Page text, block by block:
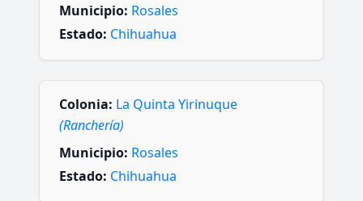
Municipio: Rosales
Estado: Chihuahua
Colonia: La Quinta Yirinuque
(Ranchería)
Municipio: Rosales
Estado: Chihuahua